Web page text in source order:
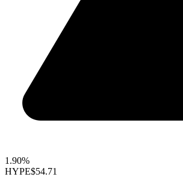
1.90%
HYPE$54.71